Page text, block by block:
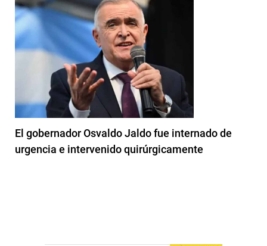
El gobernador Osvaldo Jaldo fue internado de
urgencia e intervenido quirúrgicamente